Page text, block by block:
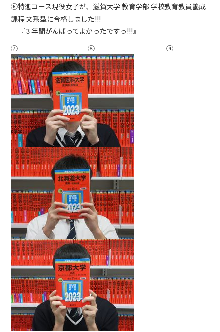
⑥特進コース現役女子が、滋賀大学 教育学部 学校教育教員養成
課程 文系型に合格しました!!!
『３年間がんばってよかったですっ!!!』
⑦ ⑧ ⑨